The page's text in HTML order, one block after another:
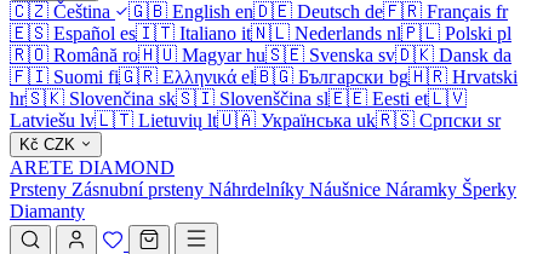
🇨🇿 Čeština 🇬🇧 English en🇩🇪 Deutsch de🇫🇷 Français fr
🇪🇸 Español es🇮🇹 Italiano it🇳🇱 Nederlands nl🇵🇱 Polski pl
🇷🇴 Română ro🇭🇺 Magyar hu🇸🇪 Svenska sv🇩🇰 Dansk da
🇫🇮 Suomi fi🇬🇷 Ελληνικά el🇧🇬 Български bg🇭🇷 Hrvatski
hr🇸🇰 Slovenčina sk🇸🇮 Slovenščina sl🇪🇪 Eesti et🇱🇻
Latviešu lv🇱🇹 Lietuvių lt🇺🇦 Українська uk🇷🇸 Српски sr
Kč CZK
ARETE DIAMOND
Prsteny Zásnubní prsteny Náhrdelníky Náušnice Náramky Šperky
Diamanty